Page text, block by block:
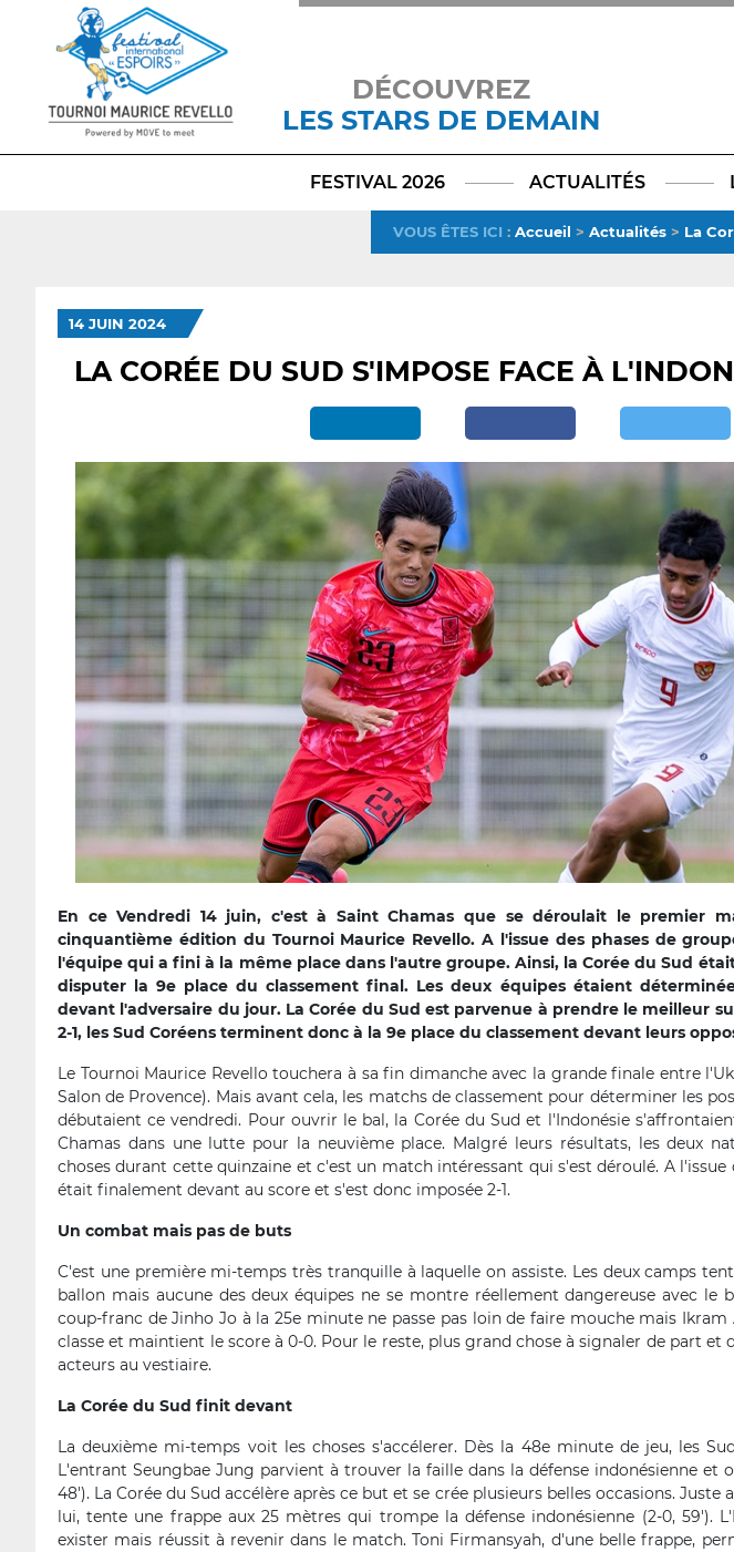
DÉCOUVREZ
LES STARS DE DEMAIN
TikTok
FESTIVAL 2026 ACTUALITÉS
VOUS ÊTES ICI : Accueil > Actualités> La
14 JUIN 2024
LA CORÉE DU SUD S'IMPOSE FACE À
En ce Vendredi 14 juin, c'est à Saint Chamas que se déroulait le premier
cinquantième édition du Tournoi Maurice Revello. A l'issue des phases de
l'équipe qui a fini à la même place dans l'autre groupe. Ainsi, la Corée du Sud
disputer la 9e place du classement final. Les deux équipes étaient
devant l'adversaire du jour. La Corée du Sud est parvenue à prendre le meilleur
2-1, les Sud Coréens terminent donc à la 9e place du classement devant leurs
Le Tournoi Maurice Revello touchera à sa fin dimanche avec la grande finale entre
Salon de Provence). Mais avant cela, les matchs de classement pour déterminer les
débutaient ce vendredi. Pour ouvrir le bal, la Corée du Sud et l'Indonésie
Chamas dans une lutte pour la neuvième place. Malgré leurs résultats, les deux
choses durant cette quinzaine et c'est un match intéressant qui s'est déroulé. A l'issue
était finalement devant au score et s'est donc imposée 2-1.
Un combat mais pas de buts
C'est une première mi-temps très tranquille à laquelle on assiste. Les deux camps
ballon mais aucune des deux équipes ne se montre réellement dangereuse avec le
coup-franc de Jinho Jo à la 25e minute ne passe pas loin de faire mouche mais
classe et maintient le score à 0-0. Pour le reste, plus grand chose à signaler de part et
acteurs au vestiaire.
La Corée du Sud finit devant
La deuxième mi-temps voit les choses s'accélerer. Dès la 48e minute de jeu, les
L'entrant Seungbae Jung parvient à trouver la faille dans la défense indonésienne et
48'). La Corée du Sud accélère après ce but et se crée plusieurs belles occasions. Juste
lui, tente une frappe aux 25 mètres qui trompe la défense indonésienne (2-0, 59').
exister mais réussit à revenir dans le match. Toni Firmansyah, d'une belle frappe,